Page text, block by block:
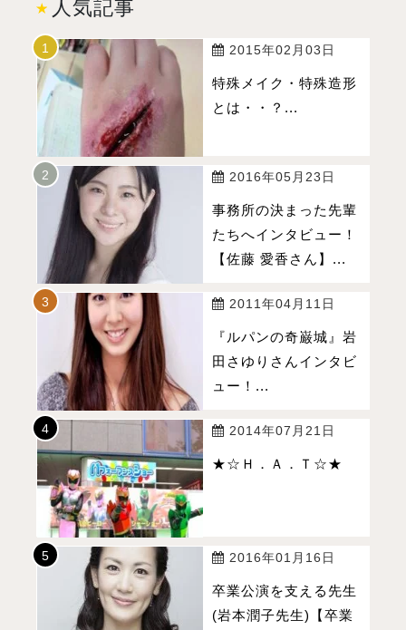
人気記事
2015年02月03日
特殊メイク・特殊造形
とは・・？...
2016年05月23日
事務所の決まった先輩
たちへインタビュー！
【佐藤 愛香さん】...
2011年04月11日
『ルパンの奇巌城』岩
田さゆりさんインタビ
ュー！...
2014年07月21日
★☆Ｈ．Ａ．Ｔ☆★
2016年01月16日
卒業公演を支える先生
(岩本潤子先生)【卒業